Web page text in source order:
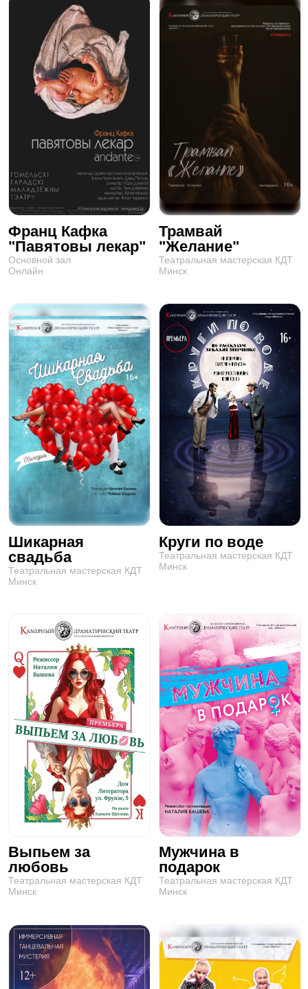
Франц Кафка
"Павятовы лекар"
Основной зал
Онлайн
Трамвай
"Желание"
Театральная мастерская КДТ
Минск
Шикарная
свадьба
Театральная мастерская КДТ
Минск
Круги по воде
Театральная мастерская КДТ
Минск
Выпьем за
любовь
Театральная мастерская КДТ
Минск
Мужчина в
подарок
Театральная мастерская КДТ
Минск